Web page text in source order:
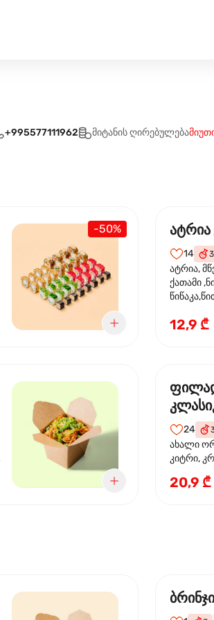
+995577111962 მიტანის ღირებულება
-50%
14 3
ატრია,
ქათამი
სოუსი,
12,9 ₾
24
ახალი
კიტრი,
20,9 ₾